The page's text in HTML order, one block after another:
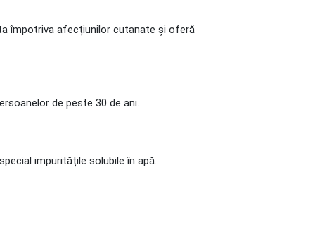
împotriva afecțiunilor cutanate și oferă
de peste 30 de ani.
impuritățile solubile în apă.